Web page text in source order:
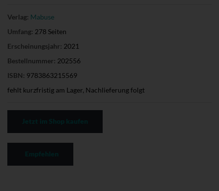
Verlag: Mabuse
Umfang: 278 Seiten
Erscheinungsjahr: 2021
Bestellnummer: 202556
ISBN: 9783863215569
fehlt kurzfristig am Lager, Nachlieferung folgt